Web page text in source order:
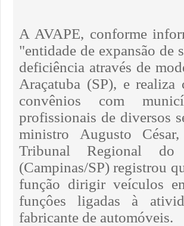
A AVAPE, conforme
"entidade de expansão de
deficiência através de
Araçatuba (SP), e
convênios com
profissionais de diversos
ministro Augusto
Tribunal Regional
(Campinas/SP) registrou
função dirigir veículos
funçôes ligadas à
fabricante de automóveis.